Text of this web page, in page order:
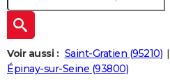
Essais
Réserver un essai
Citadines
Berlines
SUV
Forum auto
+HIGH-TECH
Mobiles
Meilleur smartphone
Internet
Ordinateurs
Jeux vidéo
Guide high-tech
+
BRICOLAGE
Forum
Aménagement intérieur
Extérieur
Cuisine
Salle de bains
Jardinage
Rangement
+
Voir aussi : Saint-Gratien (95210)
Épinay-sur-Seine (93800)